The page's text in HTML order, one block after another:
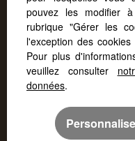
pouvez les modifier
rubrique "Gérer les
l'exception des
Pour plus
veuillez consulter
données.